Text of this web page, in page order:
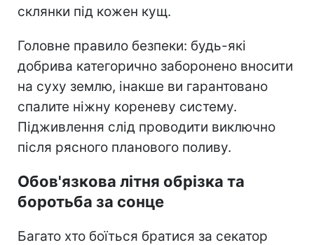
склянки під кожен кущ.
Головне правило безпеки: будь-які
добрива категорично заборонено вносити
на суху землю, інакше ви гарантовано
спалите ніжну кореневу систему.
Підживлення слід проводити виключно
після рясного планового поливу.
Обов'язкова літня обрізка та
боротьба за сонце
Багато хто боїться братися за секатор